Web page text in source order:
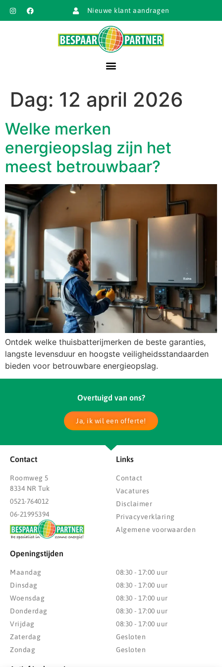
Nieuwe klant aandragen
Dag: 12 april 2026
Welke merken
energieopslag zijn het
meest betrouwbaar?
Ontdek welke thuisbatterijmerken de beste garanties,
langste levensduur en hoogste veiligheidsstandaarden
bieden voor betrouwbare energieopslag.
Overtuigd van ons?
Ja, ik wil een offerte!
Contact
Roomweg 5
8334 NR Tuk
0521-764012
06-21995394
Links
Contact
Vacatures
Disclaimer
Privacyverklaring
Algemene voorwaarden
Openingstijden
Maandag
Dinsdag
Woensdag
Donderdag
Vrijdag
Zaterdag
Zondag
08:30 - 17:00 uur
08:30 - 17:00 uur
08:30 - 17:00 uur
08:30 - 17:00 uur
08:30 - 17:00 uur
Gesloten
Gesloten